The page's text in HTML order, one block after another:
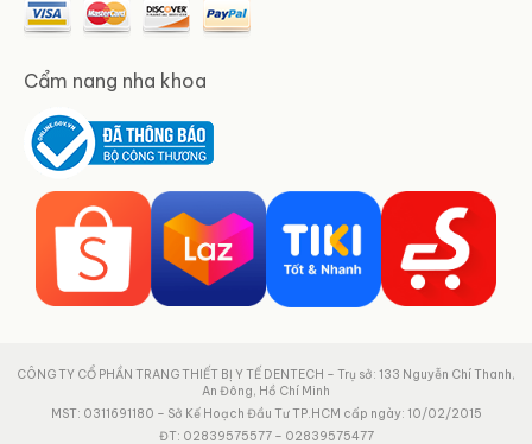
Cẩm nang nha khoa
CÔNG TY CỔ PHẦN TRANG THIẾT BỊ Y TẾ DENTECH – Trụ sở: 133 Nguyễn Chí Thanh,
An Đông, Hồ Chí Minh
MST: 0311691180 – Sở Kế Hoạch Đầu Tư TP.HCM cấp ngày: 10/02/2015
ĐT: 02839575577 – 02839575477